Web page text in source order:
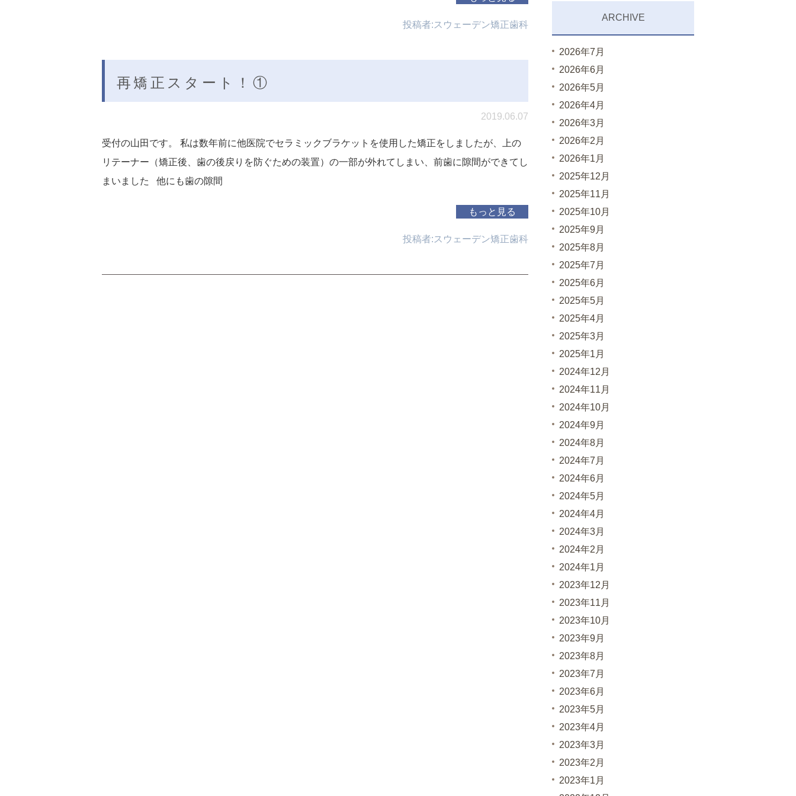
投稿者:スウェーデン矯正歯科
再矯正スタート！①
2019.06.07
受付の山田です。 私は数年前に他医院でセラミックブラケットを使用した矯正をしましたが、上の
リテーナー（矯正後、歯の後戻りを防ぐための装置）の一部が外れてしまい、前歯に隙間ができてし
まいました 他にも歯の隙間
もっと見る
投稿者:スウェーデン矯正歯科
ARCHIVE
2026年7月
2026年6月
2026年5月
2026年4月
2026年3月
2026年2月
2026年1月
2025年12月
2025年11月
2025年10月
2025年9月
2025年8月
2025年7月
2025年6月
2025年5月
2025年4月
2025年3月
2025年1月
2024年12月
2024年11月
2024年10月
2024年9月
2024年8月
2024年7月
2024年6月
2024年5月
2024年4月
2024年3月
2024年2月
2024年1月
2023年12月
2023年11月
2023年10月
2023年9月
2023年8月
2023年7月
2023年6月
2023年5月
2023年4月
2023年3月
2023年2月
2023年1月